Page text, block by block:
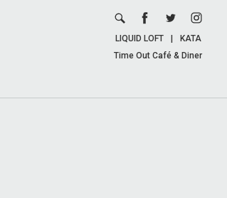
LIQUID LOFT
KATA
Time Out Café & Diner